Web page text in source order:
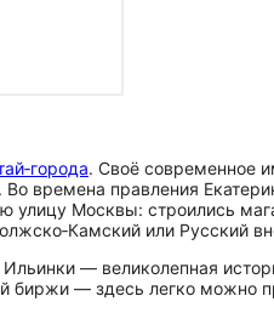
. Своё современное
времена правления
улицу Москвы: строились
или Русский
— великолепная
биржи — здесь легко можно